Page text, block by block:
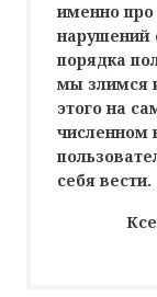
именно про
нарушений
порядка
мы злимся
этого на
численном
себя вести.